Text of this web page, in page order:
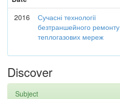
2016
Сучасні технології
безтраншейного ремонту
теплогазових мереж
Discover
Subject